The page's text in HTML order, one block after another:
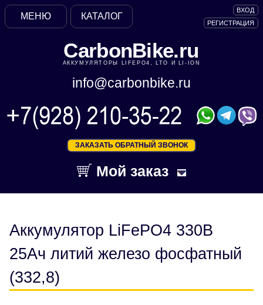
CarbonBike.ru
АККУМУЛЯТОРЫ LIFEPO4, LTO И LI-ION
info@carbonbike.ru
ЗАКАЗАТЬ ОБРАТНЫЙ ЗВОНОК
Мой заказ
ВХОД
РЕГИСТРАЦИЯ
КАТАЛОГ
МЕНЮ
Аккумулятор LiFePO4 330В
25Ач литий железо фосфатный
(332,8)